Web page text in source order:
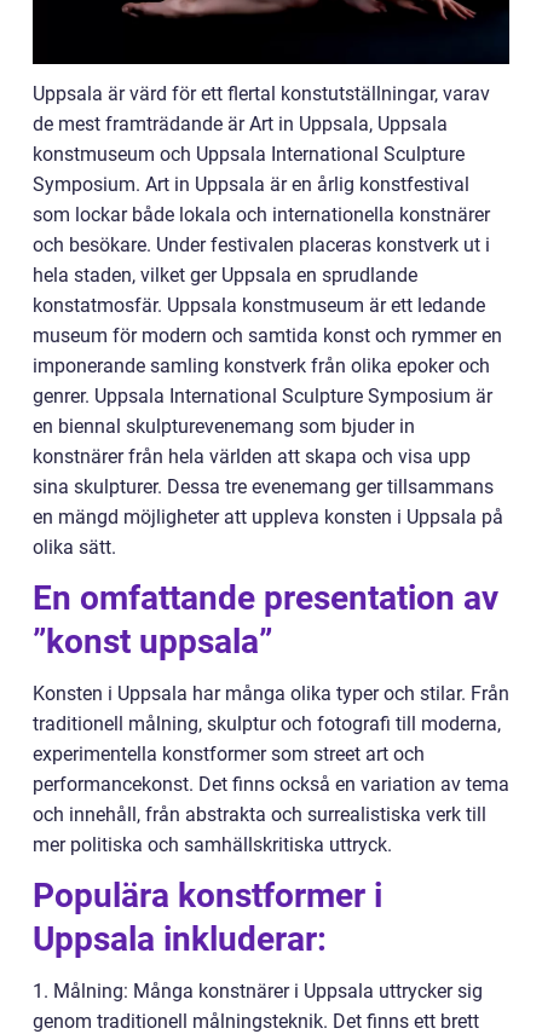
Uppsala är värd för ett flertal konstutställningar, varav
de mest framträdande är Art in Uppsala, Uppsala
konstmuseum och Uppsala International Sculpture
Symposium. Art in Uppsala är en årlig konstfestival
som lockar både lokala och internationella konstnärer
och besökare. Under festivalen placeras konstverk ut i
hela staden, vilket ger Uppsala en sprudlande
konstatmosfär. Uppsala konstmuseum är ett ledande
museum för modern och samtida konst och rymmer en
imponerande samling konstverk från olika epoker och
genrer. Uppsala International Sculpture Symposium är
en biennal skulpturevenemang som bjuder in
konstnärer från hela världen att skapa och visa upp
sina skulpturer. Dessa tre evenemang ger tillsammans
en mängd möjligheter att uppleva konsten i Uppsala på
olika sätt.
En omfattande presentation av
”konst uppsala”
Konsten i Uppsala har många olika typer och stilar. Från
traditionell målning, skulptur och fotografi till moderna,
experimentella konstformer som street art och
performancekonst. Det finns också en variation av tema
och innehåll, från abstrakta och surrealistiska verk till
mer politiska och samhällskritiska uttryck.
Populära konstformer i
Uppsala inkluderar:
1. Målning: Många konstnärer i Uppsala uttrycker sig
genom traditionell målningsteknik. Det finns ett brett